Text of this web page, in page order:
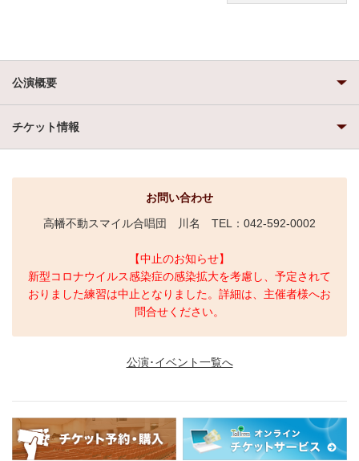
公演概要
チケット情報
お問い合わせ
高幡不動スマイル合唱団 川名 TEL：042-592-0002
【中止のお知らせ】
新型コロナウイルス感染症の感染拡大を考慮し、 予定されて
おりました練習は中止となりました。 詳細は、主催者様へお
問合せください。
公演･イベント一覧へ